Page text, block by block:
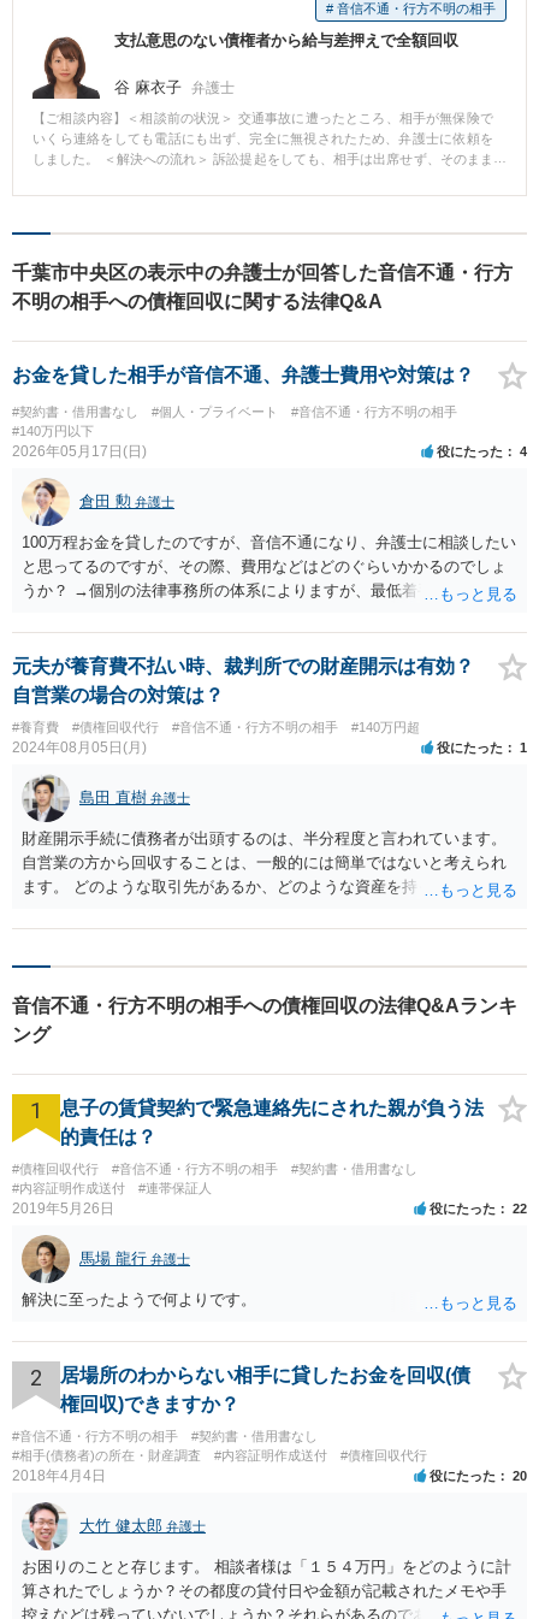
# 音信不通・行方不明の相手
支払意思のない債権者から給与差押えで全額回収
谷 麻衣子 弁護士
【ご相談内容】＜相談前の状況＞ 交通事故に遭ったところ、相手が無保険で
いくら連絡をしても電話にも出ず、完全に無視されたため、弁護士に依頼を
しました。 ＜解決への流れ＞ 訴訟提起をしても、相手は出席せず、そのまま
ろ、SNSで相手方の勤務先がわかり、すぐに給与差押えをしてもらった結
いては、勤務先判明後に早急に差押手続きに入ったことで、満額回収という
結果を得ることができました。債権回収は資金がある場合には仮差押をする
などスピーディに動くことが重要ですので、お困りのことがある場合はお早
千葉市中央区の表示中の弁護士が回答した音信不通・行方
不明の相手への債権回収に関する法律Q&A
お金を貸した相手が音信不通、弁護士費用や対策は？
#契約書・借用書なし #個人・プライベート
#音信不通・行方不明の相手
#140万円以下
2026年05月17日(日) 役にたった 4
倉田 勲 弁護士
100万程お金を貸したのですが、音信不通になり、弁護士に相談したい
と思ってるのですが、その際、費用などはどのぐらいかかるのでしょ
うか？ →個別の法律事務所の体系によりますが、最低着手金１１万円
０万円回収した場合に着手・報酬金併せて３０万円程度はかかりま
す。 また、裁判になり、勝訴となったが、支払われなかった場合、泣
き寝入りになるのでしょうか？ →支払われなかった場合、財産の調査
をして預金や勤務先が特定できれば、預金や給与の差し押さえで回収
を図ります。 一方で預金もなく無職の場合、差し押さえできませんの
で、その場合は回収できません。
元夫が養育費不払い時、裁判所での財産開示は有効？
自営業の場合の対策は？
#養育費 #債権回収代行 #音信不通・行方不明の相手 #140万円超
2024年08月05日(月) 役にたった 1
島田 直樹 弁護士
財産開示手続に債務者が出頭するのは、半分程度と言われています。
自営業の方から回収することは、一般的には簡単ではないと考えられ
ます。 どのような取引先があるか、どのような資産を持っているか、
音信不通・行方不明の相手への債権回収の法律Q&Aランキ
ング
1
息子の賃貸契約で緊急連絡先にされた親が負う法
的責任は？
#債権回収代行 #音信不通・行方不明の相手
#契約書・借用書なし
#内容証明作成送付
#連帯保証人
2019年5月26日 役にたった 22
馬場 龍行 弁護士
解決に至ったようで何よりです。
2
居場所のわからない相手に貸したお金を回収(債
権回収)できますか？
#音信不通・行方不明の相手
#契約書・借用書なし
#相手(債務者)の所在・財産調査
#内容証明作成送付 #債権回収代行
2018年4月4日 役にたった 20
大竹 健太郎 弁護士
お困りのことと存じます。 相談者様は「１５４万円」をどのように計
算されたでしょうか？その都度の貸付日や金額が記載されたメモや手
控えなどは残っていないでしょうか？それらがあるのであればメール